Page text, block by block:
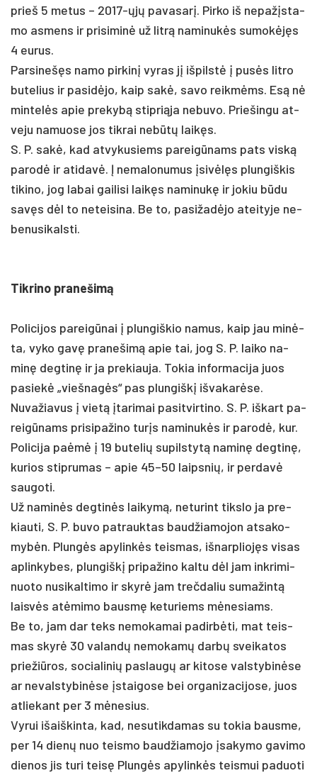
prie­š 5 me­tus – 2017-ųjų pa­va­sarį. Pir­ko iš ne­pažįs­ta­
mo as­mens ir pri­si­minė už litrą na­mi­nukės su­mokėjęs
4 eu­rus.
Par­si­nešęs na­mo pir­kinį vy­ras jį iš­pilstė į pusės lit­ro
bu­te­lius ir pa­si­dėjo, kaip sakė, sa­vo reikmėms. Esą nė
min­telės apie pre­kybą stip­rią­ja ne­bu­vo. Prie­šin­gu at­
ve­ju na­muo­se jos tik­rai ne­būtų laikęs.
S. P. sakė, kad at­vy­ku­siems pa­reigū­nams pa­ts viską
pa­rodė ir ati­davė. Į ne­ma­lo­nu­mus įsivėlęs plun­giš­kis
ti­ki­no, jog la­bai gai­li­si laikęs na­mi­nukę ir jo­kiu būdu
savęs dėl to ne­tei­si­na. Be to, pa­si­žadė­jo atei­ty­je ne­
be­nu­si­kals­ti.
Tik­ri­no pra­ne­šimą
Po­li­ci­jos pa­reigū­nai į plun­giš­kio na­mus, kaip jau minė­
ta, vy­ko gavę pra­ne­šimą apie tai, jog S. P. lai­ko na­
minę deg­tinę ir ja pre­kiau­ja. To­kia in­for­ma­ci­ja juos
pa­siekė „vieš­nagės“ pas plun­giškį iš­va­karė­se.
Nu­va­žia­vus į vietą įta­ri­mai pa­si­tvir­ti­no. S. P. iš­kart pa­
reigū­nams pri­si­pa­ži­no turįs na­mi­nukės ir pa­rodė, kur.
Po­li­ci­ja pa­ėmė į 19 bu­te­lių su­pils­tytą na­minę deg­tinę,
ku­rios stip­ru­mas – apie 45–50 laips­nių, ir per­davė
sau­go­ti.
Už na­minės deg­tinės lai­kymą, ne­tu­rint tiks­lo ja pre­
kiau­ti, S. P. bu­vo pa­trauk­tas baud­žia­mo­jon at­sa­ko­
mybėn. Plungės apy­linkės teis­mas, iš­narp­liojęs vi­sas
ap­lin­ky­bes, plun­giškį pri­pa­ži­no kal­tu dėl jam ink­ri­mi­
nuo­to nu­si­kal­ti­mo ir skyrė jam treč­da­liu su­ma­žintą
laisvės at­ėmi­mo bausmę ke­tu­riems mėne­siams.
Be to, jam dar teks ne­mo­ka­mai pa­dirbė­ti, mat teis­
mas skyrė 30 va­landų ne­mo­kamų darbų svei­ka­tos
prie­žiū­ros, so­cia­li­nių pa­slaugų ar ki­to­se vals­ty­binė­se
ar ne­vals­ty­binė­se įstai­go­se bei or­ga­ni­za­ci­jo­se, juos
at­lie­kant per 3 mėne­sius.
Vy­rui išaiš­kin­ta, kad, ne­su­tik­da­mas su to­kia baus­me,
per 14 dienų nuo teis­mo baud­žia­mo­jo įsa­ky­mo ga­vi­mo
die­nos jis tu­ri teisę Plungės apy­linkės teis­mui pa­duo­ti